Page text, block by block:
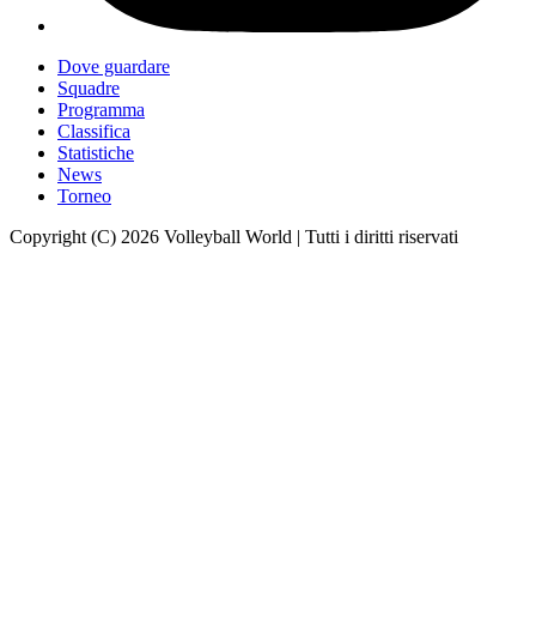
Dove guardare
Squadre
Programma
Classifica
Statistiche
News
Torneo
Copyright (C) 2026 Volleyball World | Tutti i diritti riservati